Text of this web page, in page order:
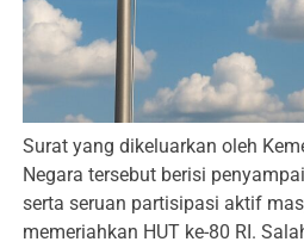
Surat yang dikeluarkan oleh
Negara tersebut berisi
serta seruan partisipasi aktif
memeriahkan HUT ke-80 RI.